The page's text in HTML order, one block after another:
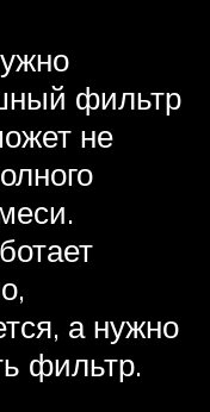
фильтр
не
а нужно
фильтр.